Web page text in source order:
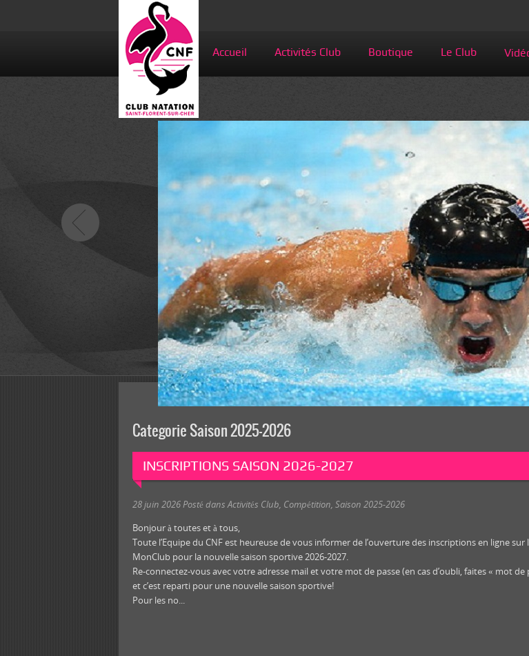
Accueil Activités Club Boutique Le Club
Categorie Saison 2025-2026
INSCRIPTIONS SAISON 2026-2027
28 juin 2026Posté dansActivités Club, Compétition, Saison 2025-2026
Bonjour à toutes et à tous,
Toute l’Equipe du CNF est heureuse de vous informer de l’ouverture des inscriptions en ligne sur
MonClub pour la nouvelle saison sportive 2026-2027.
Re-connectez-vous avec votre adresse mail et votre mot de passe (en cas d’oubli, faites « mot de
et c’est reparti pour une nouvelle saison sportive!
Pour les no...